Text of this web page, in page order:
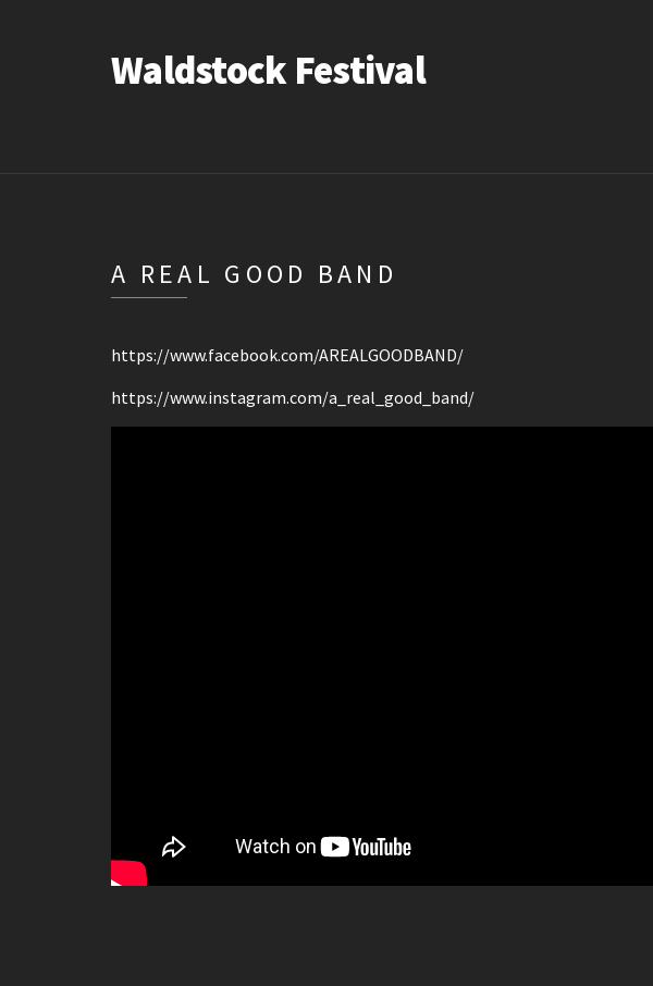
Waldstock Festival
A REAL GOOD BAND
https://www.facebook.com/AREALGOODBAND/
https://www.instagram.com/a_real_good_band/